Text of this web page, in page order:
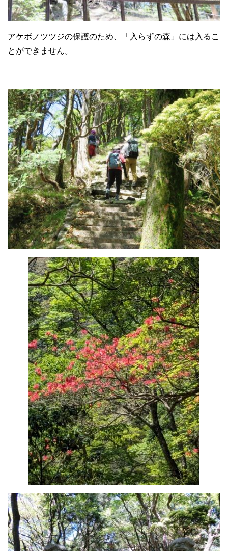
アケボノツツジの保護のため、「入らずの森」には入るこ
とができません。